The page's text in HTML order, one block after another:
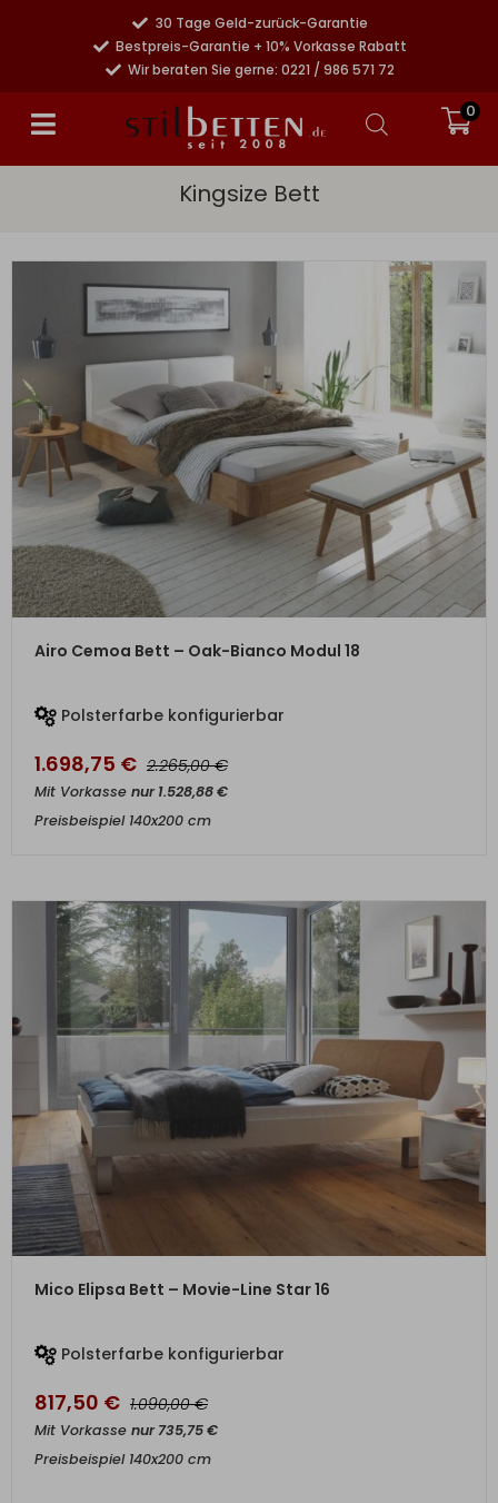
30 Tage Geld-zurück-Garantie
Bestpreis-Garantie + 10% Vorkasse Rabatt
Wir beraten Sie gerne: 0221 / 986 571 72
0
Kingsize Bett
ZUM PRODUKT
Airo Cemoa Bett – Oak-Bianco Modul 18
Polsterfarbe konfigurierbar
1.698,75 € 2.265,00€
Mit Vorkasse nur1.528,88€
Preisbeispiel 140x200 cm
ZUM PRODUKT
Mico Elipsa Bett – Movie-Line Star 16
Polsterfarbe konfigurierbar
817,50 € 1.090,00€
Mit Vorkasse nur735,75€
Preisbeispiel 140x200 cm